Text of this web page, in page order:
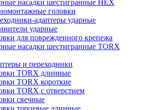
насадки шестигранные HEX
головки
адаптеры ударные
ударные
для поврежденного крепежа
насадки шестигранные TORX
и переходники
TORX длинные
TORX короткие
TORX с отверстием
свечные
торцевые длинные